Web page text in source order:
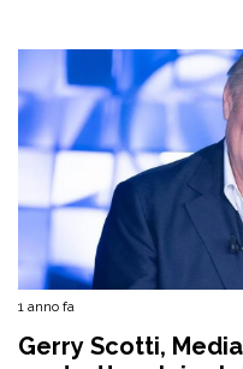
1 anno fa
Gerry Scotti,